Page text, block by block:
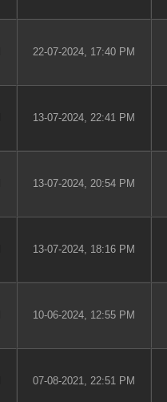
22-07-2024, 17:40 PM
13-07-2024, 22:41 PM
13-07-2024, 20:54 PM
13-07-2024, 18:16 PM
10-06-2024, 12:55 PM
07-08-2021, 22:51 PM